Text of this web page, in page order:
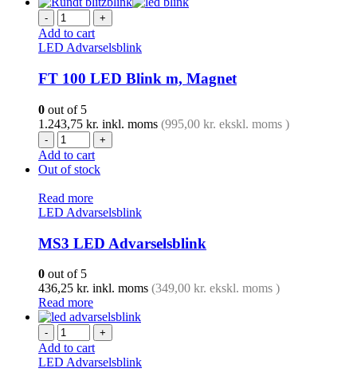
- +
Add to cart
LED Advarselsblink
FT 100 LED Blink m, Magnet
0 out of 5
1.243,75 kr. inkl. moms (995,00 kr. ekskl. moms )
- +
Add to cart
Out of stock
Read more
LED Advarselsblink
MS3 LED Advarselsblink
0 out of 5
436,25 kr. inkl. moms (349,00 kr. ekskl. moms )
Read more
- +
Add to cart
LED Advarselsblink